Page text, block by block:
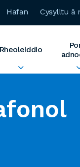
Hafan Cysylltu â
Rheoleiddio